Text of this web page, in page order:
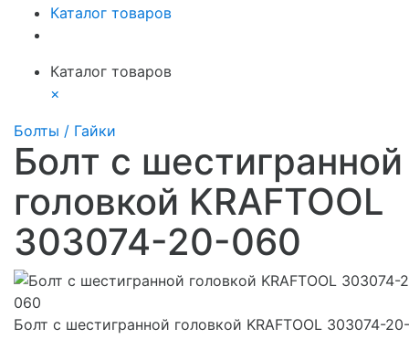
Каталог товаров
Каталог товаров
×
Болты / Гайки
Болт с шестигранной
головкой KRAFTOOL
303074-20-060
Болт с шестигранной головкой KRAFTOOL 303074-